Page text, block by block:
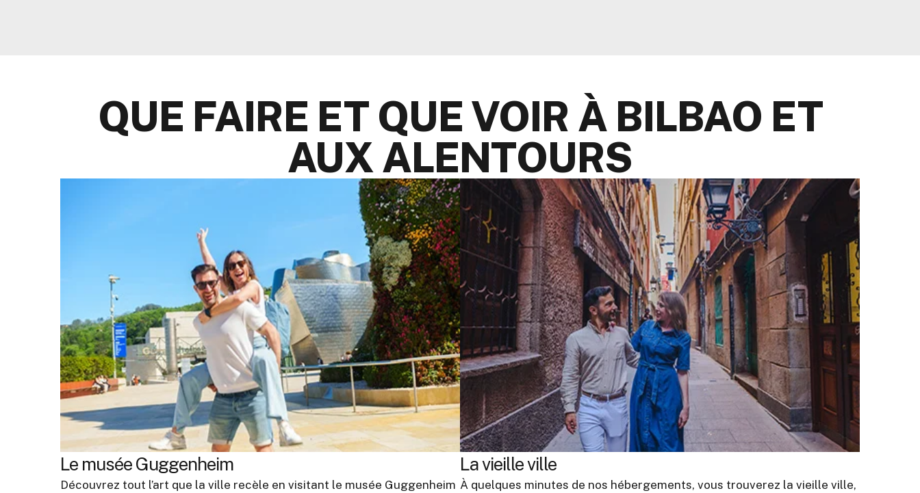
QUE FAIRE ET QUE VOIR À BILBAO ET
AUX ALENTOURS
Le musée Guggenheim
Découvrez tout l’art que la ville recèle en visitant le musée Guggenheim
La vieille ville
À quelques minutes de nos hébergements, vous trouverez la vieille ville,